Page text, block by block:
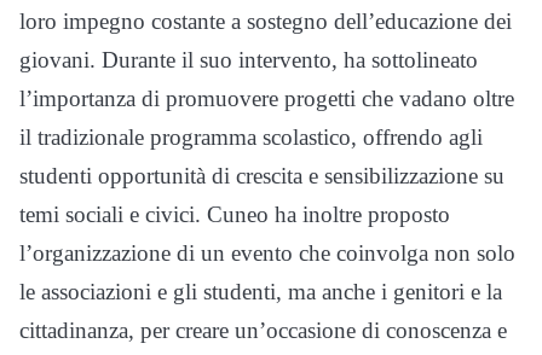
loro impegno costante a sostegno dell’educazione dei
giovani. Durante il suo intervento, ha sottolineato
l’importanza di promuovere progetti che vadano oltre
il tradizionale programma scolastico, offrendo agli
studenti opportunità di crescita e sensibilizzazione su
temi sociali e civici. Cuneo ha inoltre proposto
l’organizzazione di un evento che coinvolga non solo
le associazioni e gli studenti, ma anche i genitori e la
cittadinanza, per creare un’occasione di conoscenza e